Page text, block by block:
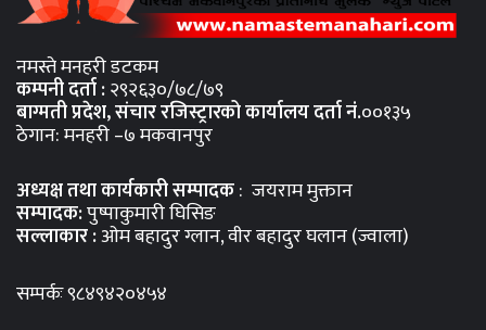
नमस्ते मनहरी डटकम
कम्पनी दर्ता :२९२६३०/७८/७९
बाग्मती प्रदेश, संचार रजिस्ट्रारको कार्यालय दर्ता नंं.००१३५
ठेगान: मनहरी –७ मकवानपुर
अध्यक्ष तथा कार्यकारी सम्पादक: जयराम मुक्तान
सम्पादक:पुष्पाकुमारी घिसिङ
सल्लाकार :ओम बहादुर ग्लान, वीर बहादुर घलान (ज्वाला)
सम्पर्कः ९८४९४२०४५४